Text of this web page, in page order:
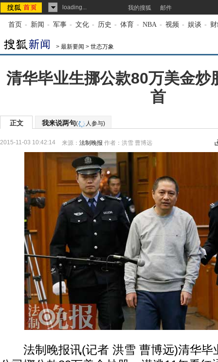
loading... 我的搜狐 邮件
首页 - 新闻 - 军事 - 文化 - 历史 - 体育 - NBA - 视频 - 娱谈 -
> 最新要闻 > 世态万象
清华毕业生挪公款80万美金炒
首
正文 我来说两句( 人参与)
2015-11-03 10:42:14 来源： 法制晚报 作者：洪雪 曹博远
法制晚报讯(记者 洪雪 曹博远)清华毕